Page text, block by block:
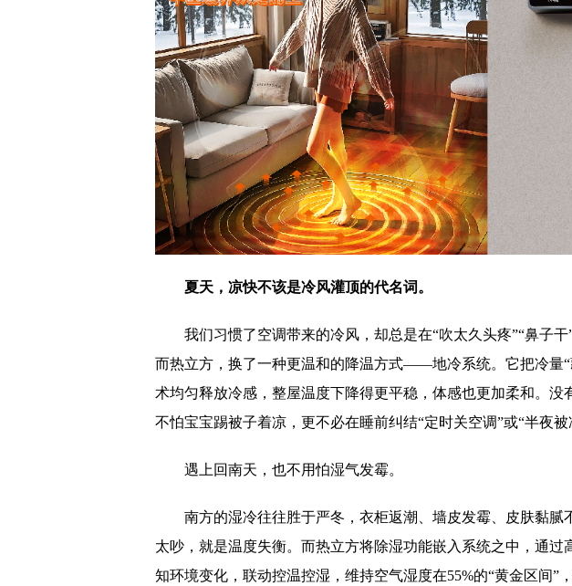
夏天，凉快不该是冷风灌顶的代名词。
我们习惯了空调带来的冷风，却总是在“吹太久头疼”“鼻子干
而热立方，换了一种更温和的降温方式——地冷系统。它把冷量“
术均匀释放冷感，整屋温度下降得更平稳，体感也更加柔和。没
不怕宝宝踢被子着凉，更不必在睡前纠结“定时关空调”或“半夜被
遇上回南天，也不用怕湿气发霉。
南方的湿冷往往胜于严冬，衣柜返潮、墙皮发霉、皮肤黏
太吵，就是温度失衡。而热立方将除湿功能嵌入系统之中，通过
知环境变化，联动控温控湿，维持空气湿度在55%的“黄金区间”